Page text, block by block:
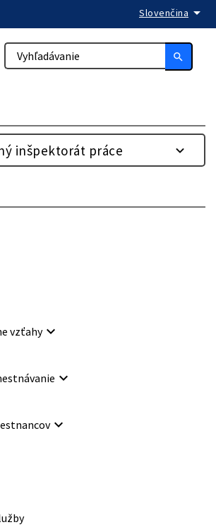
Slovenčina arrow_drop_down
search
inšpektorát práce
vzťahykeyboard_arrow_down
keyboard_arrow_down
keyboard_arrow_down